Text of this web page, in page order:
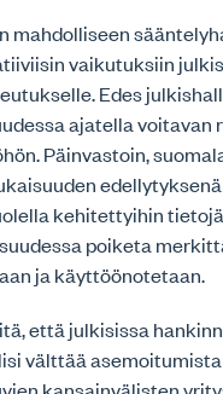
mahdolliseen
vaikutuksiin
Edes
ajatella
Päinvastoin,
kehitettyihin
poiketa
ja käyttöönotetaan.
että julkisissa
välttää